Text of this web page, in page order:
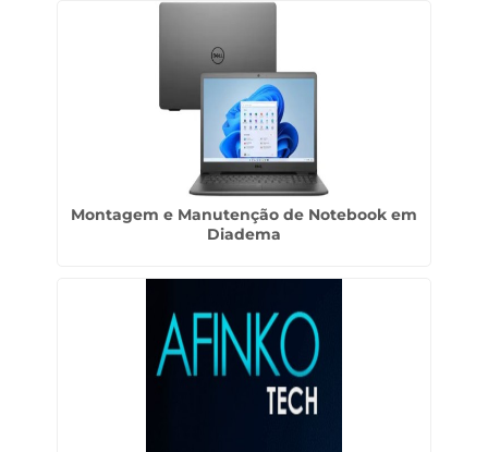
Montagem e Manutenção de Notebook em
Diadema